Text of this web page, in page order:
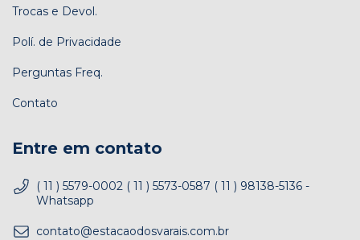
Trocas e Devol.
Polí. de Privacidade
Perguntas Freq.
Contato
Entre em contato
( 11 ) 5579-0002 ( 11 ) 5573-0587 ( 11 ) 98138-5136 -
Whatsapp
contato@estacaodosvarais.com.br